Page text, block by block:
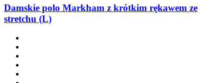
Damskie polo Markham z krótkim rękawem ze
stretchu (L)